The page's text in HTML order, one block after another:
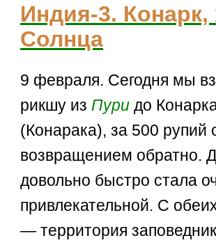
Индия-3. Конарк,
Солнца
9 февраля. Сегодня мы
рикшу из Пури до
(Конарака), за 500 рупий
возвращением обратно.
довольно быстро стала
привлекательной. С
— территория